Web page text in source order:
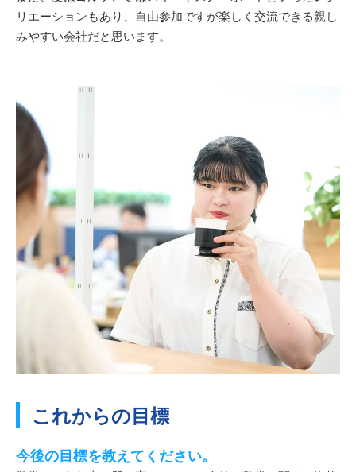
リエーションもあり、自由参加ですが楽しく交流できる親し
みやすい会社だと思います。
これからの目標
今後の目標を教えてください。